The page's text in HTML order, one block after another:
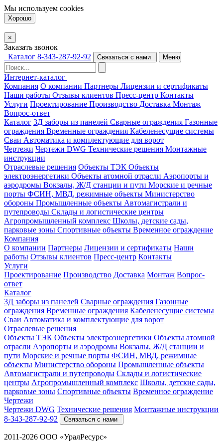
Мы используем cookies
Хорошо
×
Заказать звонок
Каталог 8-343-287-92-92 Связаться с нами Меню
Интернет-каталог
Компания О компании Партнеры Лицензии и сертификаты
Наши работы Отзывы клиентов Пресс-центр Контакты
Услуги Проектирование Производство Доставка Монтаж
Вопрос-ответ
Каталог 3Д заборы из панелей Сварные ограждения Газонные
ограждения Временные ограждения Кабеленесущие системы
Cваи Автоматика и комплектующие для ворот
Чертежи Чертежи DWG Технические решения Монтажные
инструкции
Отраслевые решения Объекты ТЭК Объекты
электроэнергетики Объекты атомной отрасли Аэропорты и
аэродромы Вокзалы, Ж/Д станции и пути Морские и речные
порты ФСИН, МВД, режимные объекты Министерство
обороны Промышленные объекты Автомагистрали и
путепроводы Склады и логистические центры
Агропромышленный комплекс Школы, детские сады,
парковые зоны Спортивные объекты Временное ограждение
Компания
О компании Партнеры Лицензии и сертификаты Наши
работы Отзывы клиентов Пресс-центр Контакты
Услуги
Проектирование Производство Доставка Монтаж Вопрос-
ответ
Каталог
3Д заборы из панелей Сварные ограждения Газонные
ограждения Временные ограждения Кабеленесущие системы
Cваи Автоматика и комплектующие для ворот
Отраслевые решения
Объекты ТЭК Объекты электроэнергетики Объекты атомной
отрасли Аэропорты и аэродромы Вокзалы, Ж/Д станции и
пути Морские и речные порты ФСИН, МВД, режимные
объекты Министерство обороны Промышленные объекты
Автомагистрали и путепроводы Склады и логистические
центры Агропромышленный комплекс Школы, детские сады,
парковые зоны Спортивные объекты Временное ограждение
Чертежи
Чертежи DWG Технические решения Монтажные инструкции
8-343-287-92-92
Связаться с нами
2011-2026 ООО «УралРесурс»